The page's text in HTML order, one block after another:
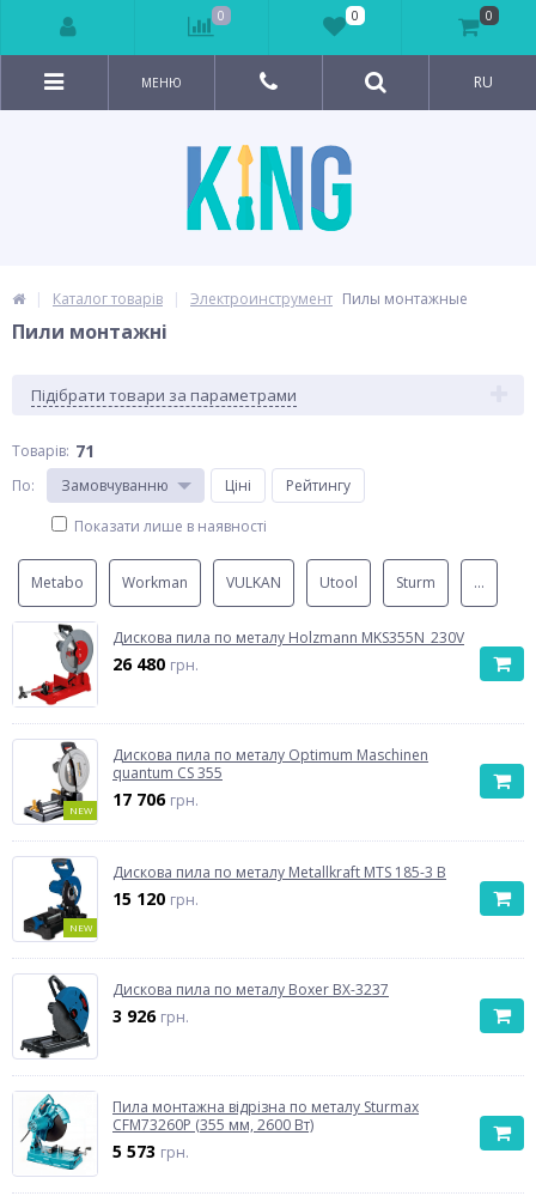
МЕНЮ RU
Каталог товарів Электроинструмент Пилы монтажные
Пили монтажні
Підібрати товари за параметрами
Товарів: 71
По: Замовчуванню Ціні
Рейтингу
Показати лише в наявності
Metabo Workman VULKAN Utool Sturm ...
Дискова пила по металу Holzmann MKS355N_230V
26 480 грн.
NEW
Дискова пила по металу Optimum Maschinen
quantum CS 355
17 706 грн.
NEW
Дискова пила по металу Metallkraft MTS 185-3 B
15 120 грн.
Дискова пила по металу Boxer BX-3237
3 926 грн.
Пила монтажна відрізна по металу Sturmax
CFM73260P (355 мм, 2600 Вт)
5 573 грн.
0 0 0